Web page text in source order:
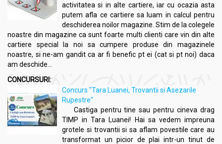
activitatea si in alte cartiere, iar cu ocazia asta
putem afla ce cartiere sa luam in calcul pentru
deschiderea noilor magazine. Stim de la colegele
noastre din magazine ca sunt foarte multi clienti care vin din alte
cartiere special la noi sa cumpere produse din magazinele
noastre, si ne-am gandit ca ar fi benefic pt ei (cat si pt noi) daca
am deschide...
CONCURSURI:
Concurs "Tara Luanei, Trovantii si Asezarile
Rupestre"
Castiga pentru tine sau pentru cineva drag
TIMP in Tara Luanei! Hai sa vedem impreuna
grotele si trovantii si sa aflam povestile care au
transformat un picior de plai intr-un tinut de